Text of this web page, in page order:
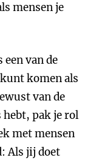
mensen je
een van de
komen als
van de
hebt, pak je rol
met mensen
Als jij doet